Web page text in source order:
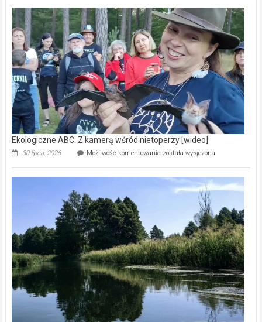
–
prawdziwy
skarb
natury
[wideo]
Ekologiczne ABC. Z kamerą wśród nietoperzy [wideo]
30 lipca, 2026 Możliwość komentowania Ekologiczne
kamerą
wśród
została wyłączona